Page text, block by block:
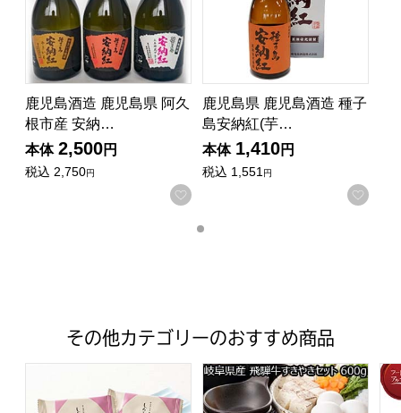
鹿児島酒造 鹿児島県 阿久
根市産 安納…
本体 2,500円
税込 2,750円
お気に入りに登録する
鹿児島県 鹿児島酒造 種子
島安納紅(芋…
本体 1,410円
税込 1,551 円
お気
その他カテゴリーのおすすめ商品
富山柿山 しろえび紀行(36袋入り)【年間ギフト】[SKB3]
岐阜県産 飛騨牛すきやきセッ
三